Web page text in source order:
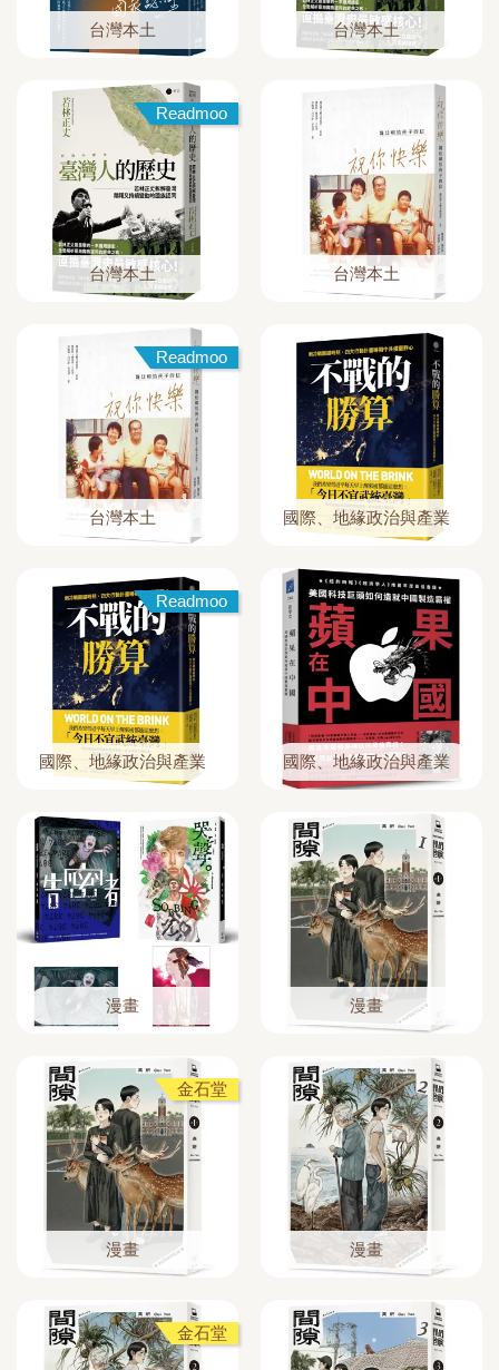
台灣本土 台灣本土
Readmoo
台灣本土 台灣本土
Readmoo
台灣本土 國際、地緣政治與產業
Readmoo
國際、地緣政治與產業 國際、地緣政治與產業
漫畫 漫畫
金石堂
漫畫 漫畫
金石堂